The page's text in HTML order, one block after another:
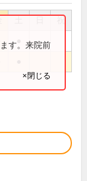
祝
す。来院前
×閉じる